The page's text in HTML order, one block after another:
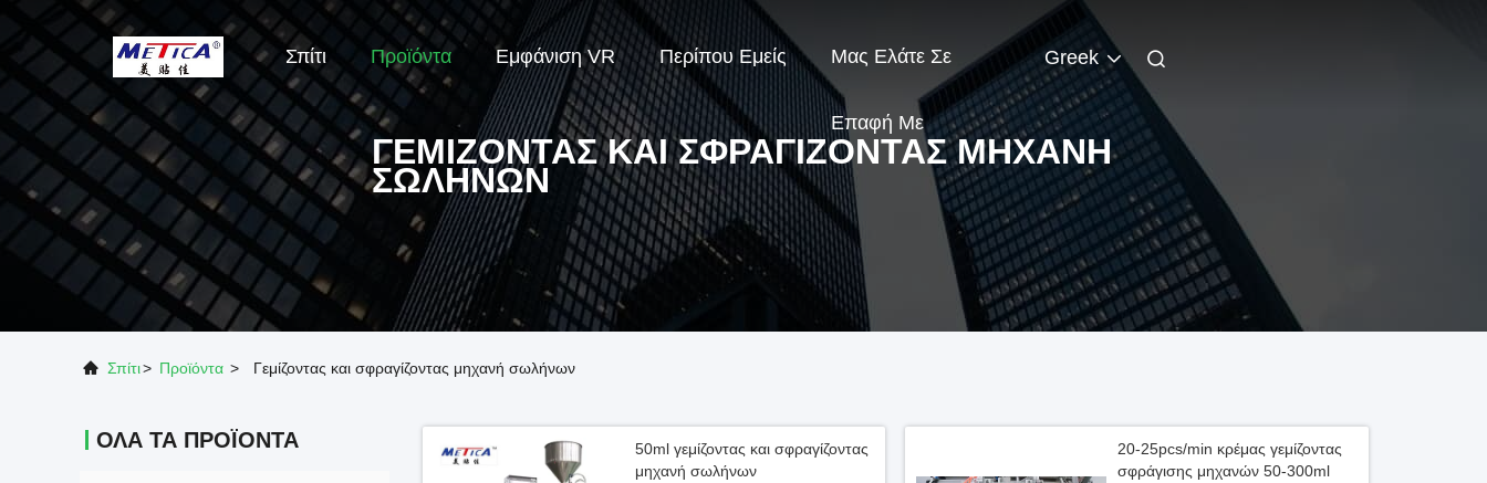
Σπίτι Προϊόντα Εμφάνιση VR Περίπου Εμείς Μας Ελάτε Σε
Επαφή Με
Greek
ΓΕΜΊΖΟΝΤΑΣ ΚΑΙ ΣΦΡΑΓΊΖΟΝΤΑΣ ΜΗΧΑΝΉ
ΣΩΛΉΝΩΝ
Σπίτι> Προϊόντα > Γεμίζοντας και σφραγίζοντας μηχανή σωλήνων
ΌΛΑ ΤΑ ΠΡΟΪΌΝΤΑ
50ml γεμίζοντας και σφραγίζοντας
μηχανή σωλήνων
20-25pcs/min κρέμας γεμίζοντας
σφράγισης μηχανών 50-300ml